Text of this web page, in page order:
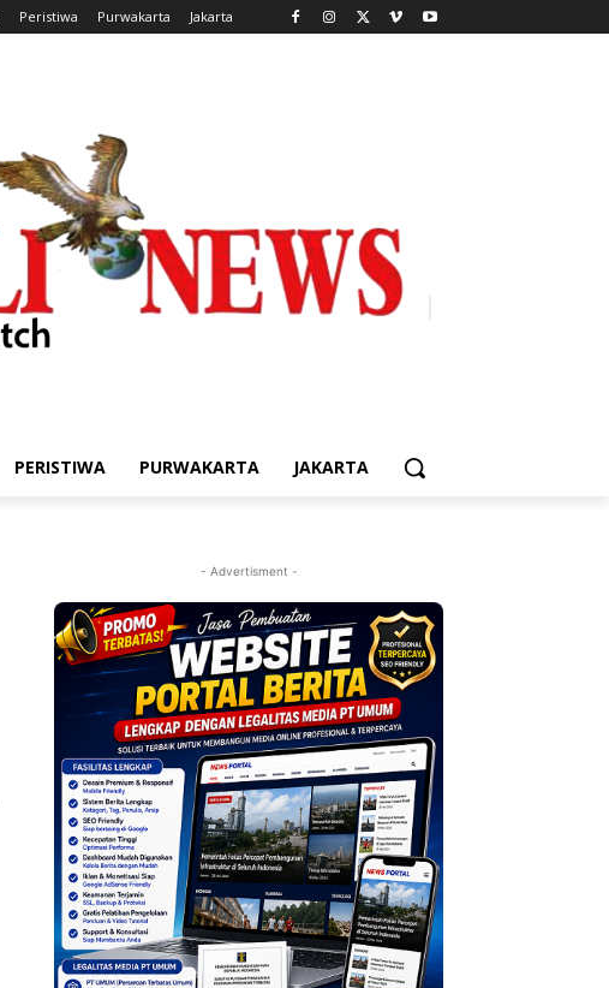
Peristiwa Purwakarta Jakarta
PERISTIWA PURWAKARTA JAKARTA
- Advertisment -